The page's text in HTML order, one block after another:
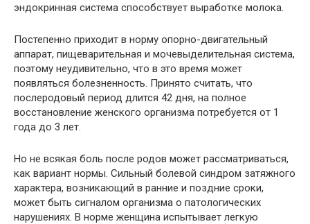
эндокринная система способствует выработке молока.
Постепенно приходит в норму опорно-двигательный
аппарат, пищеварительная и мочевыделительная система,
поэтому неудивительно, что в это время может
появляться болезненность. Принято считать, что
послеродовый период длится 42 дня, на полное
восстановление женского организма потребуется от 1
года до 3 лет.
Но не всякая боль после родов может рассматриваться,
как вариант нормы. Сильный болевой синдром затяжного
характера, возникающий в ранние и поздние сроки,
может быть сигналом организма о патологических
нарушениях. В норме женщина испытывает легкую